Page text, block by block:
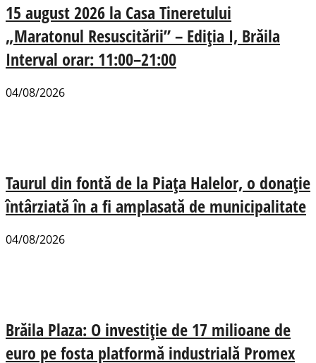
15 august 2026 la Casa Tineretului
„Maratonul Resuscitării” – Ediția I, Brăila
Interval orar: 11:00–21:00
04/08/2026
Taurul din fontă de la Piața Halelor, o donație
întârziată în a fi amplasată de municipalitate
04/08/2026
Brăila Plaza: O investiție de 17 milioane de
euro pe fosta platformă industrială Promex